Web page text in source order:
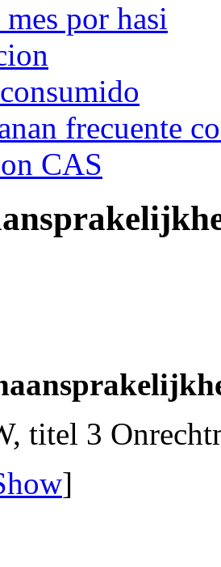
por hasi
frecuente
CAS
titel 3
]